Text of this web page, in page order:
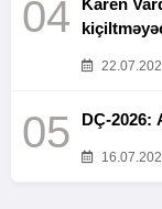
04
Karen
05 DÇ-2026: